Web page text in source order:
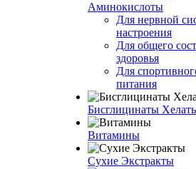
Аминокислоты
Для нервной
настроения
Для общего
здоровья
Для
питания
Бисглицинаты
Витамины
Сухие Экстракты